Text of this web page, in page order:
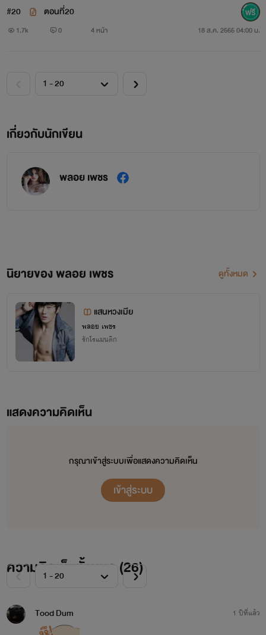
#20 ตอนที่20
1.7k 0 4 หน้า 18 ส.ค. 2565 04:00 น.
เกี่ยวกับนักเขียน
พลอย เพชร
นิยายของ พลอย เพชร ดูทั้งหมด
แสนหวงเมีย
พลอย เพชร
รักโรแมนติก
แสดงความคิดเห็น
กรุณาเข้าสู่ระบบเพื่อแสดงความคิดเห็น
เข้าสู่ระบบ
ความคิดเห็นทั้งหมด (26)
Tood Dum 1 ปีที่แล้ว